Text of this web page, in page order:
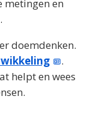
metingen en
doemdenken.
.
helpt en wees